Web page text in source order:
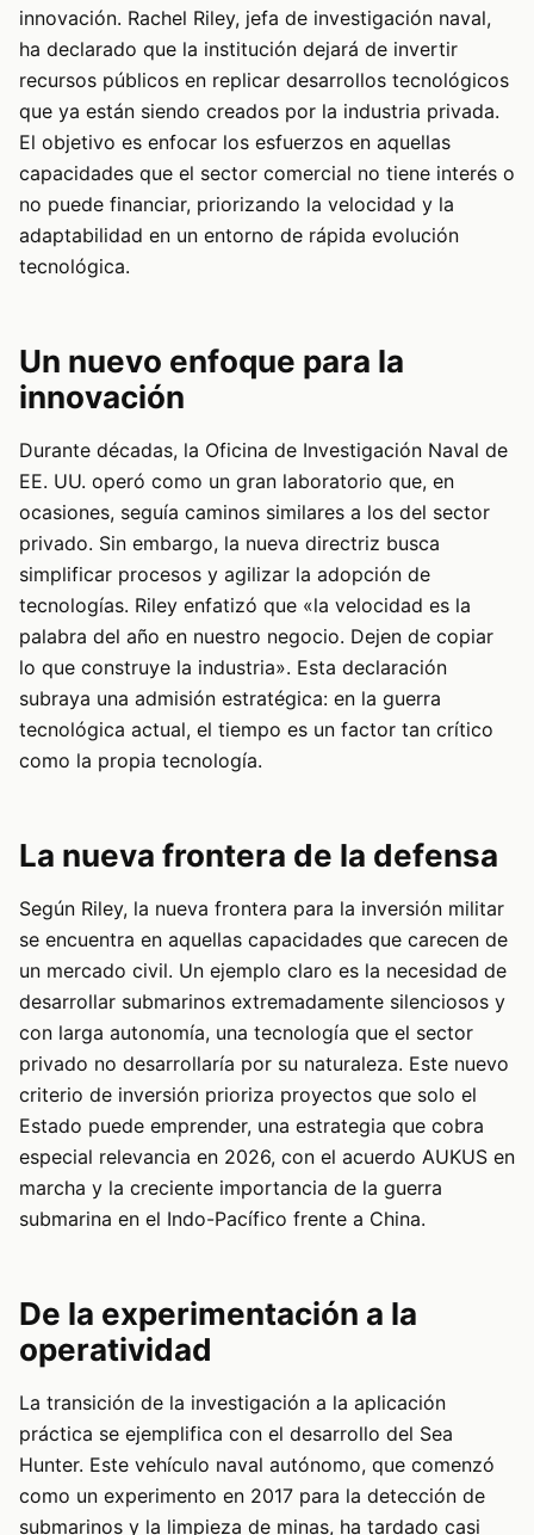
innovación. Rachel Riley, jefa de investigación naval,
ha declarado que la institución dejará de invertir
recursos públicos en replicar desarrollos tecnológicos
que ya están siendo creados por la industria privada.
El objetivo es enfocar los esfuerzos en aquellas
capacidades que el sector comercial no tiene interés o
no puede financiar, priorizando la velocidad y la
adaptabilidad en un entorno de rápida evolución
tecnológica.
Un nuevo enfoque para la
innovación
Durante décadas, la Oficina de Investigación Naval de
EE. UU. operó como un gran laboratorio que, en
ocasiones, seguía caminos similares a los del sector
privado. Sin embargo, la nueva directriz busca
simplificar procesos y agilizar la adopción de
tecnologías. Riley enfatizó que «la velocidad es la
palabra del año en nuestro negocio. Dejen de copiar
lo que construye la industria». Esta declaración
subraya una admisión estratégica: en la guerra
tecnológica actual, el tiempo es un factor tan crítico
como la propia tecnología.
La nueva frontera de la defensa
Según Riley, la nueva frontera para la inversión militar
se encuentra en aquellas capacidades que carecen de
un mercado civil. Un ejemplo claro es la necesidad de
desarrollar submarinos extremadamente silenciosos y
con larga autonomía, una tecnología que el sector
privado no desarrollaría por su naturaleza. Este nuevo
criterio de inversión prioriza proyectos que solo el
Estado puede emprender, una estrategia que cobra
especial relevancia en 2026, con el acuerdo AUKUS en
marcha y la creciente importancia de la guerra
submarina en el Indo-Pacífico frente a China.
De la experimentación a la
operatividad
La transición de la investigación a la aplicación
práctica se ejemplifica con el desarrollo del Sea
Hunter. Este vehículo naval autónomo, que comenzó
como un experimento en 2017 para la detección de
submarinos y la limpieza de minas, ha tardado casi